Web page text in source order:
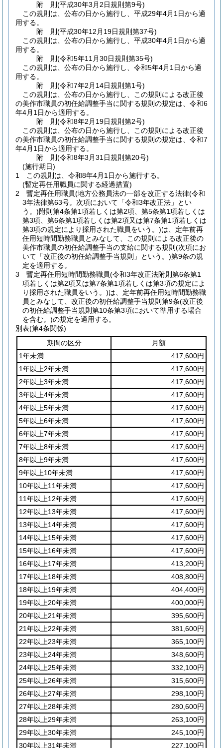
附 則(平成30年3月2日規則第9号)
この規則は、公布の日から施行し、平成29年4月1日から適
用する。
附 則(平成30年12月19日規則第37号)
この規則は、公布の日から施行し、平成30年4月1日から適
用する。
附 則(令和5年11月30日規則第35号)
この規則は、公布の日から施行し、令和5年4月1日から適
用する。
附 則(令和7年2月14日規則第1号)
この規則は、公布の日から施行し、この規則による改正後
の美作市職員の初任給調整手当に関する規則の規定は、令和6
年4月1日から適用する。
附 則(令和8年2月19日規則第2号)
この規則は、公布の日から施行し、この規則による改正後
の美作市職員の初任給調整手当に関する規則の規定は、令和7
年4月1日から適用する。
附 則(令和8年3月31日規則第20号)
(施行期日)
1
この規則は、令和8年4月1日から施行する。
(暫定再任用職員に関する経過措置)
2
暫定再任用職員(地方公務員法の一部を改正する法律(令和
3年法律第63号。次項において「令和3年改正法」とい
う。)附則第4条第1項若しくは第2項、第5条第1項若しくは
第3項、第6条第1項若しくは第2項又は第7条第1項若しくは
第3項の規定により採用された職員をいう。)は、定年前再
任用短時間勤務職員とみなして、この規則による改正後の
美作市職員の初任給調整手当の支給に関する規則 (次項にお
いて「改正後の初任給調整手当規則」という。)第9条の規
定を適用する。
3
暫定再任用短時間勤務職員(令和3年改正法附則第6条第1
項若しくは第2項又は第7条第1項若しくは第3項の規定によ
り採用された職員をいう。)は、定年前再任用短時間勤務職
員とみなして、改正後の初任給調整手当規則第9条(改正後
の初任給調整手当規則第10条第3項において準用する場合
を含む。)の規定を適用する。
別表(第4条関係)
期間の区分
月額
1年未満
417,600円
1年以上2年未満
417,600円
2年以上3年未満
417,600円
3年以上4年未満
417,600円
4年以上5年未満
417,600円
5年以上6年未満
417,600円
6年以上7年未満
417,600円
7年以上8年未満
417,600円
8年以上9年未満
417,600円
9年以上10年未満
417,600円
10年以上11年未満
417,600円
11年以上12年未満
417,600円
12年以上13年未満
417,600円
13年以上14年未満
417,600円
14年以上15年未満
417,600円
15年以上16年未満
417,600円
16年以上17年未満
413,200円
17年以上18年未満
408,800円
18年以上19年未満
404,400円
19年以上20年未満
400,000円
20年以上21年未満
395,600円
21年以上22年未満
381,600円
22年以上23年未満
365,100円
23年以上24年未満
348,600円
24年以上25年未満
332,100円
25年以上26年未満
315,600円
26年以上27年未満
298,100円
27年以上28年未満
280,600円
28年以上29年未満
263,100円
29年以上30年未満
245,100円
30年以上31年未満
227,100円